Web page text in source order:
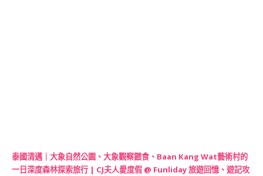
泰國清邁｜大象自然公園、大象觀察餵食、Baan Kang Wat藝術村的
一日深度森林探索旅行 | CJ夫人愛度假 @ Funliday 旅遊回憶、遊記攻